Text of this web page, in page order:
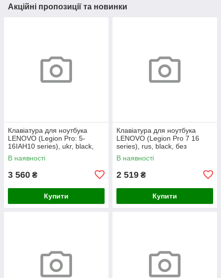
Акційні пропозиції та новинки
Клавіатура для ноутбука
LENOVO (Legion Pro: 5-
16IAH10 series), ukr, black,
без кадру, підсвічування
клавіш (RGB)
В наявності
3 560 ₴
Купити
Клавіатура для ноутбука
LENOVO (Legion Pro 7 16
series), rus, black, без
фрейма, підсвічування
клавіш (copilot)
В наявності
2 519 ₴
Купити